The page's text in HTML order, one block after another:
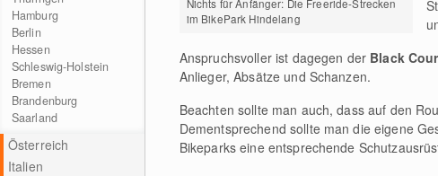
Hamburg
Berlin
Hessen
Schleswig-Holstein
Bremen
Brandenburg
Saarland
Österreich
Italien
Nichts für Anfänger: Die Freeride-Strecken
im BikePark Hindelang
Anspruchsvoller ist dagegen der Black
Anlieger, Absätze und Schanzen.
Beachten sollte man auch, dass auf den
Dementsprechend sollte man die eigene
Bikeparks eine entsprechende